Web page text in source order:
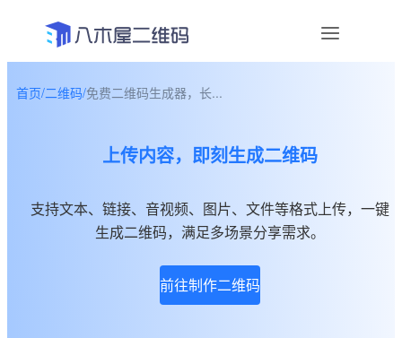
帮助中心
首页/二维码/免费二维码生成器，长...
上传内容，即刻生成二维码
支持文本、链接、音视频、图片、文件等格式上传，一键
生成二维码，满足多场景分享需求。
前往制作二维码